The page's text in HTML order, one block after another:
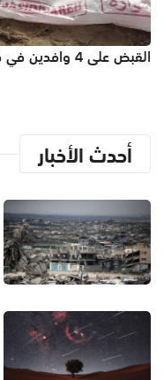
القبض على 4 وافدين في قضية مخدرات
أحدث الأخبار